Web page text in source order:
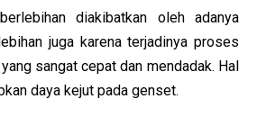
diakibatkan oleh adanya
juga karena terjadinya proses
sangat cepat dan mendadak. Hal
daya kejut pada genset.